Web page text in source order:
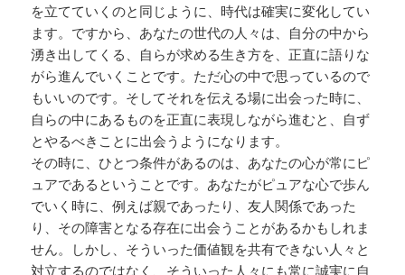
を立てていくのと同じように、時代は確実に変化してい
ます。ですから、あなたの世代の人々は、自分の中から
湧き出してくる、自らが求める生き方を、正直に語りな
がら進んでいくことです。ただ心の中で思っているので
もいいのです。そしてそれを伝える場に出会った時に、
自らの中にあるものを正直に表現しながら進むと、自ず
とやるべきことに出会うようになります。
その時に、ひとつ条件があるのは、あなたの心が常にピ
ュアであるということです。あなたがピュアな心で歩ん
でいく時に、例えば親であったり、友人関係であった
り、その障害となる存在に出会うことがあるかもしれま
せん。しかし、そういった価値観を共有できない人々と
対立するのではなく、そういった人々にも常に誠実に自